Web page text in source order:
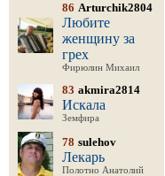
86 Arturchik2804
Любите
женщину за
грех
Фирюлин Михаил
83 akmira2814
Искала
Земфира
78 sulehov
Лекарь
Полотно Анатолий